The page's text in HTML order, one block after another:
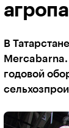
В
годовой